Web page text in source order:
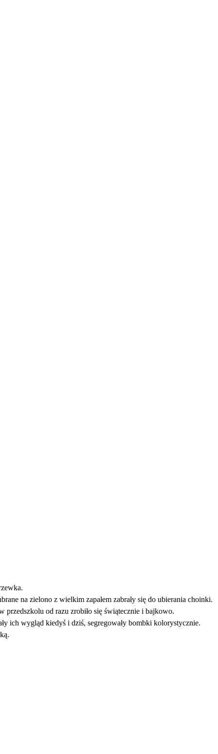
na zielono z wielkim zapałem zabrały się do ubierania choinki.
przedszkolu od razu zrobiło się świątecznie i bajkowo.
ich wygląd kiedyś i dziś, segregowały bombki kolorystycznie.